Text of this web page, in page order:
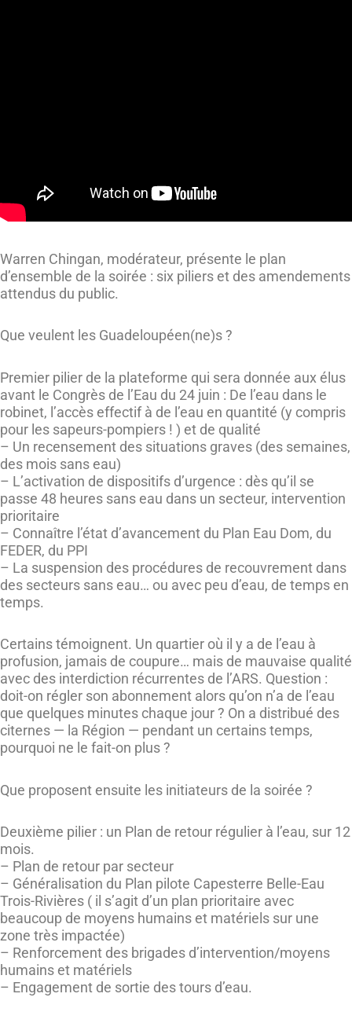
Warren Chingan, modérateur, présente le plan
d’ensemble de la soirée : six piliers et des amendements
attendus du public.
Que veulent les Guadeloupéen(ne)s ?
Premier pilier de la plateforme qui sera donnée aux élus
avant le Congrès de l’Eau du 24 juin : De l’eau dans le
robinet, l’accès effectif à de l’eau en quantité (y compris
pour les sapeurs-pompiers ! ) et de qualité
– Un recensement des situations graves (des semaines,
des mois sans eau)
– L’activation de dispositifs d’urgence : dès qu’il se
passe 48 heures sans eau dans un secteur, intervention
prioritaire
– Connaître l’état d’avancement du Plan Eau Dom, du
FEDER, du PPI
– La suspension des procédures de recouvrement dans
des secteurs sans eau… ou avec peu d’eau, de temps en
temps.
Certains témoignent. Un quartier où il y a de l’eau à
profusion, jamais de coupure… mais de mauvaise qualité
avec des interdiction récurrentes de l’ARS. Question :
doit-on régler son abonnement alors qu’on n’a de l’eau
que quelques minutes chaque jour ? On a distribué des
citernes — la Région — pendant un certains temps,
pourquoi ne le fait-on plus ?
Que proposent ensuite les initiateurs de la soirée ?
Deuxième pilier : un Plan de retour régulier à l’eau, sur 12
mois.
– Plan de retour par secteur
– Généralisation du Plan pilote Capesterre Belle-Eau
Trois-Rivières ( il s’agit d’un plan prioritaire avec
beaucoup de moyens humains et matériels sur une
zone très impactée)
– Renforcement des brigades d’intervention/moyens
humains et matériels
– Engagement de sortie des tours d’eau.